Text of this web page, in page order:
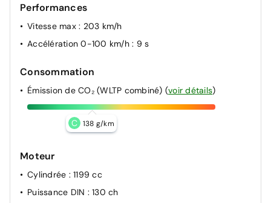
Performances
Vitesse max : 203 km/h
Accélération 0-100 km/h : 9 s
Consommation
Émission de CO₂ (WLTP combiné) (voir détails)
C 138 g/km
Moteur
Cylindrée : 1199 cc
Puissance DIN : 130 ch